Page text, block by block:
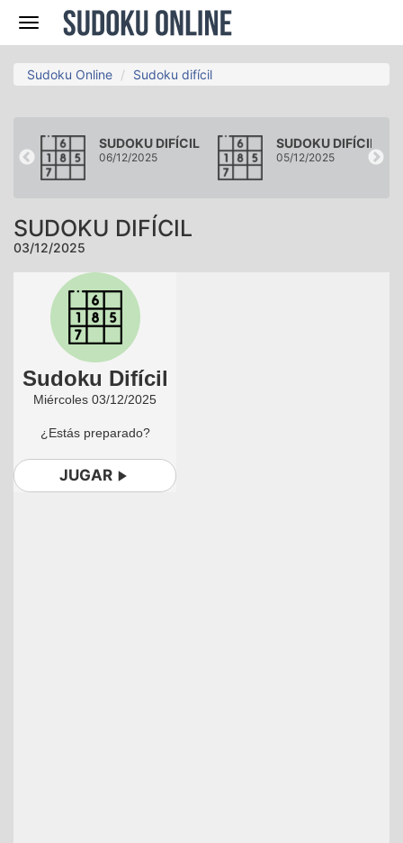
Navegación
Sudoku Online Sudoku difícil
SUDOKU DIFÍCIL
06/12/2025
SUDOKU DIFÍCIL
05/12/2025
SUDOKU DIFÍCIL
03/12/2025
Sudoku Difícil
Miércoles 03/12/2025
¿Estás preparado?
JUGAR